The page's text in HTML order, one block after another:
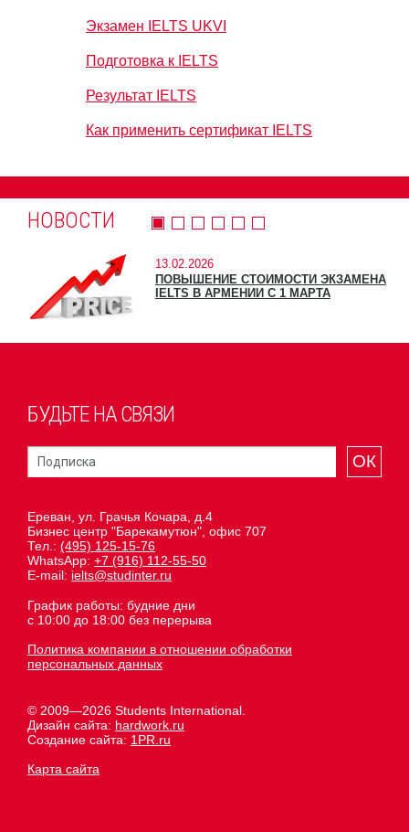
Экзамен IELTS UKVI
Подготовка к IELTS
Результат IELTS
Как применить сертификат IELTS
НОВОСТИ
13.02.2026
ПОВЫШЕНИЕ СТОИМОСТИ ЭКЗАМЕНА
IELTS В АРМЕНИИ С 1 МАРТА
БУДЬТЕ НА СВЯЗИ
ОК
Ереван, ул. Грачья Кочара, д.4
Бизнес центр "Барекамутюн", офис 707
Тел.: (495) 125-15-76
WhatsApp: +7 (916) 112-55-50
E-mail: ielts@studinter.ru
График работы: будние дни
с 10:00 до 18:00 без перерыва
Политика компании в отношении обработки
персональных данных
© 2009—2026 Students International.
Дизайн сайта: hardwork.ru
Создание сайта: 1PR.ru
Карта сайта